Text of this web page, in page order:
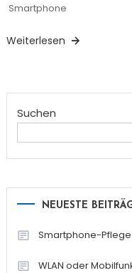
Smartphone
Weiterlesen
Suchen
NEUESTE
Smartphone-
WLAN oder